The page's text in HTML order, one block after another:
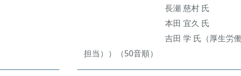
長瀬 慈村 氏
本田 宜久 氏
吉田 学 氏（厚生労働省 大臣
担当））（50音順）